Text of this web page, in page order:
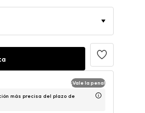
¡Vale la pena!
más precisa del plazo de